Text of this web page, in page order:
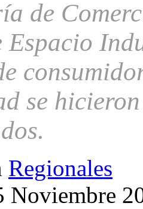
de
Espacio
se
Regionales
Noviembre